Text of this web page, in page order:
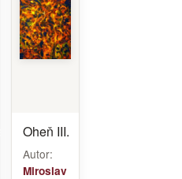
Oheň III.
Autor:
Miroslav